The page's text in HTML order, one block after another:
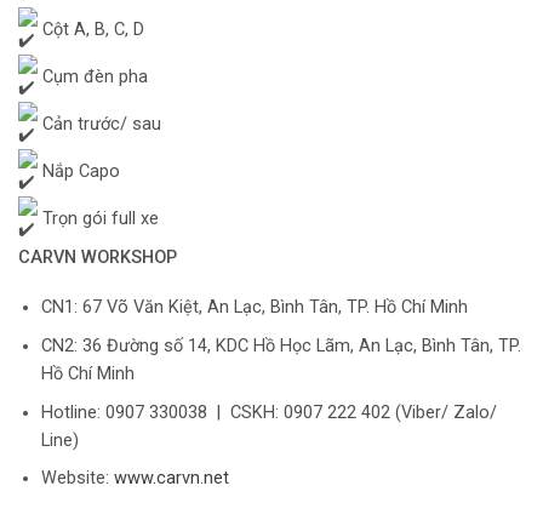
Cột A, B, C, D
Cụm đèn pha
Cản trước/ sau
Nắp Capo
Trọn gói full xe
CARVN WORKSHOP
CN1: 67 Võ Văn Kiệt, An Lạc, Bình Tân, TP. Hồ Chí Minh
CN2: 36 Đường số 14, KDC Hồ Học Lãm, An Lạc, Bình Tân, TP.
Hồ Chí Minh
Hotline: 0907 330038 | CSKH: 0907 222 402 (Viber/ Zalo/
Line)
Website: www.carvn.net